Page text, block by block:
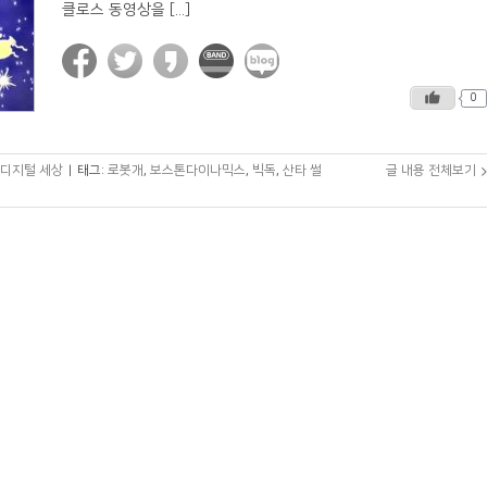
클로스 동영상을 [...]
0
디지털 세상 태그: 로봇개 , 보스톤다이나믹스, 빅독, 산타 썰
글 내용 전체보기